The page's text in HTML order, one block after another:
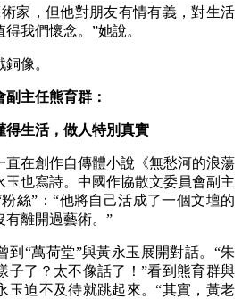
，但他對朋友有情有義，對生活
我們懷念。”她說。
像。
主任熊育群：
生活，做人特別真實
在創作自傳體小說《無愁河的浪蕩
也寫詩。中國作協散文委員會副主
絲”：“他將自己活成了一個文壇的
有離開過藝術。”
“萬荷堂”與黃永玉展開對話。“朱
子了？太不像話了！”看到熊育群與
玉迫不及待就跳起來。“其實，黃老